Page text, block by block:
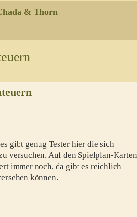
& Thorn
gibt genug Tester hier die sich
versuchen. Auf den Spielplan-Karten
immer noch, da gibt es reichlich
können.